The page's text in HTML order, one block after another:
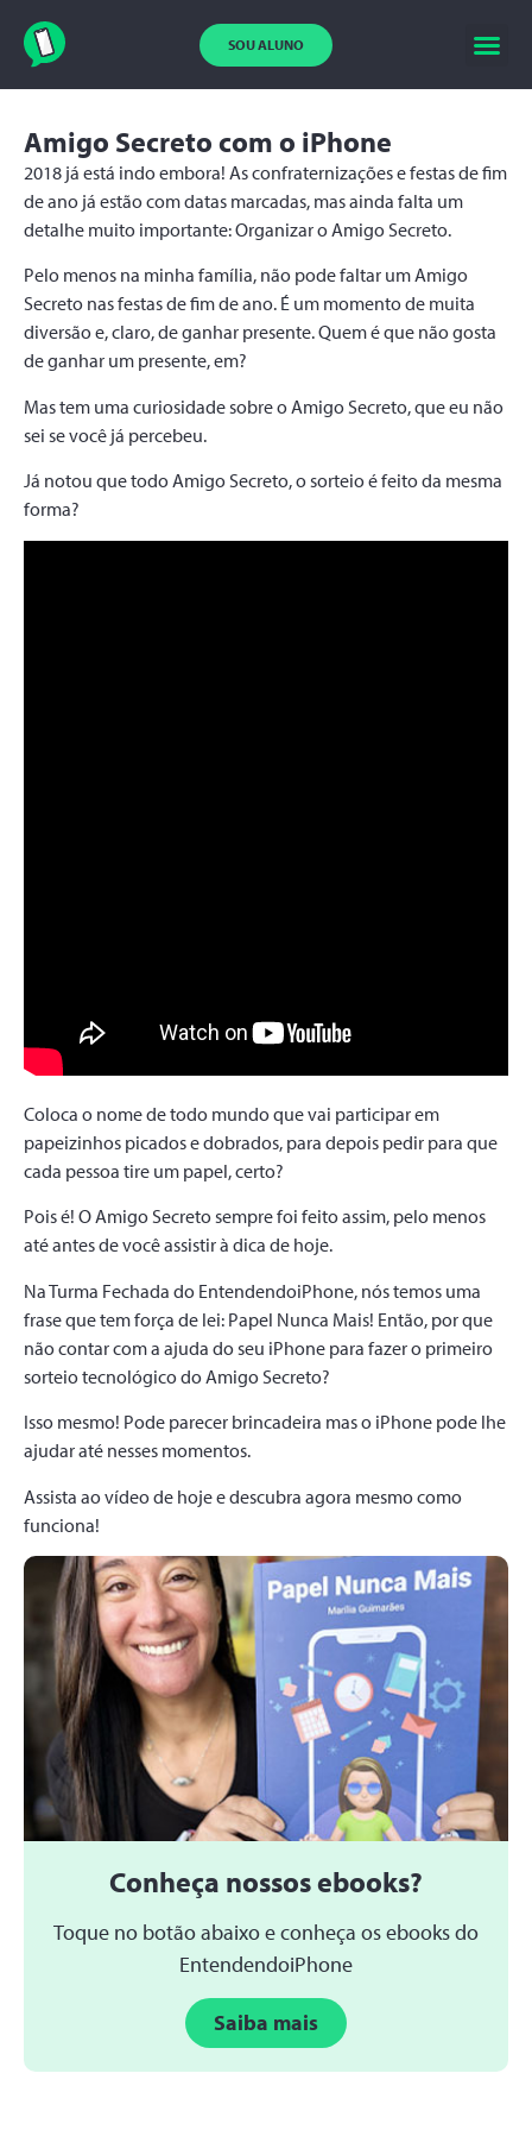
SOU ALUNO
Amigo Secreto com o iPhone
2018 já está indo embora! As confraternizações e festas de fim
de ano já estão com datas marcadas, mas ainda falta um
detalhe muito importante: Organizar o Amigo Secreto.
Pelo menos na minha família, não pode faltar um Amigo
Secreto nas festas de fim de ano. É um momento de muita
diversão e, claro, de ganhar presente. Quem é que não gosta
de ganhar um presente, em?
Mas tem uma curiosidade sobre o Amigo Secreto, que eu não
sei se você já percebeu.
Já notou que todo Amigo Secreto, o sorteio é feito da mesma
forma?
Coloca o nome de todo mundo que vai participar em
papeizinhos picados e dobrados, para depois pedir para que
cada pessoa tire um papel, certo?
Pois é! O Amigo Secreto sempre foi feito assim, pelo menos
até antes de você assistir à dica de hoje.
Na Turma Fechada do EntendendoiPhone, nós temos uma
frase que tem força de lei: Papel Nunca Mais! Então, por que
não contar com a ajuda do seu iPhone para fazer o primeiro
sorteio tecnológico do Amigo Secreto?
Isso mesmo! Pode parecer brincadeira mas o iPhone pode lhe
ajudar até nesses momentos.
Assista ao vídeo de hoje e descubra agora mesmo como
funciona!
Conheça nossos ebooks?
Toque no botão abaixo e conheça os ebooks do
EntendendoiPhone
Saiba mais